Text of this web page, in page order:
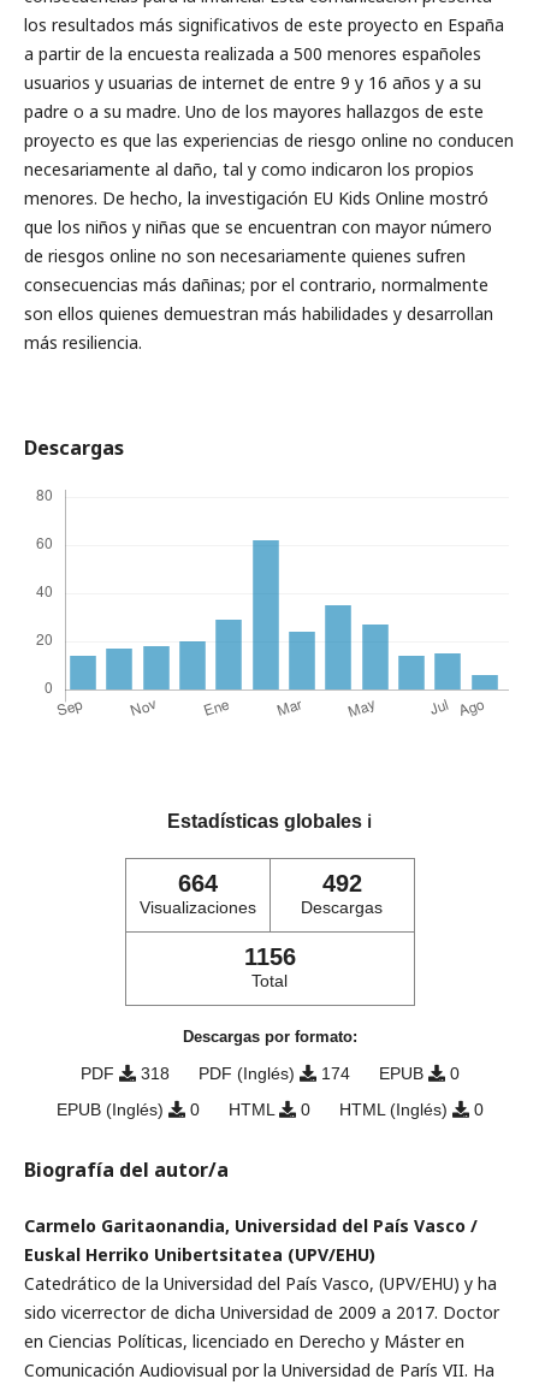
los resultados más significativos de este proyecto en España
a partir de la encuesta realizada a 500 menores españoles
usuarios y usuarias de internet de entre 9 y 16 años y a su
padre o a su madre. Uno de los mayores hallazgos de este
proyecto es que las experiencias de riesgo online no conducen
necesariamente al daño, tal y como indicaron los propios
menores. De hecho, la investigación EU Kids Online mostró
que los niños y niñas que se encuentran con mayor número
de riesgos online no son necesariamente quienes sufren
consecuencias más dañinas; por el contrario, normalmente
son ellos quienes demuestran más habilidades y desarrollan
más resiliencia.
Descargas
Estadísticas globales ℹ️
664
Visualizaciones
492
Descargas
1156
Total
Descargas por formato:
PDF 318 PDF (Inglés) 174 EPUB
0
EPUB (Inglés)
0 HTML 0 HTML (Inglés) 0
Biografía del autor/a
Carmelo Garitaonandia, Universidad del País Vasco /
Euskal Herriko Unibertsitatea (UPV/EHU)
Catedrático de la Universidad del País Vasco, (UPV/EHU) y ha
sido vicerrector de dicha Universidad de 2009 a 2017. Doctor
en Ciencias Políticas, licenciado en Derecho y Máster en
Comunicación Audiovisual por la Universidad de París VII. Ha